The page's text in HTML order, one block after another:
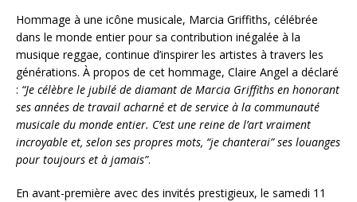
Hommage à une icône musicale, Marcia Griffiths, célébrée
dans le monde entier pour sa contribution inégalée à la
musique reggae, continue d’inspirer les artistes à travers les
générations. À propos de cet hommage, Claire Angel a déclaré
: “Je célèbre le jubilé de diamant de Marcia Griffiths en honorant
ses années de travail acharné et de service à la communauté
musicale du monde entier. C’est une reine de l’art vraiment
incroyable et, selon ses propres mots, “je chanterai” ses louanges
pour toujours et à jamais”.
En avant-première avec des invités prestigieux, le samedi 11